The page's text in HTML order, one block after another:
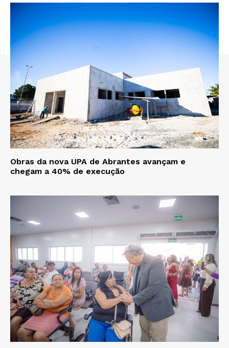
Obras da nova UPA de Abrantes avançam e
chegam a 40% de execução